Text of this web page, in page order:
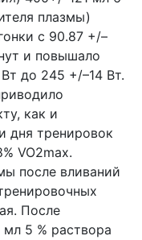
плазмы)
с 90.87 +/–
и повышало
до 245 +/–14 Вт.
как и
дня тренировок
VO2max.
после вливаний
После
5 % раствора